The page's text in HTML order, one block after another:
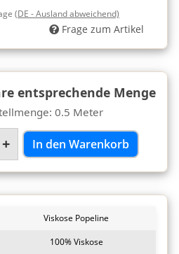
(DE - Ausland abweichend)
Frage zum Artikel
entsprechende Menge
0.5 Meter
+ In den Warenkorb
Viskose Popeline
100% Viskose